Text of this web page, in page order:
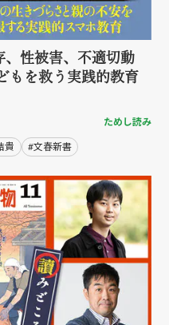
、性被害、不適切動
を救う実践的教育
ためし読み
貴 #文春新書